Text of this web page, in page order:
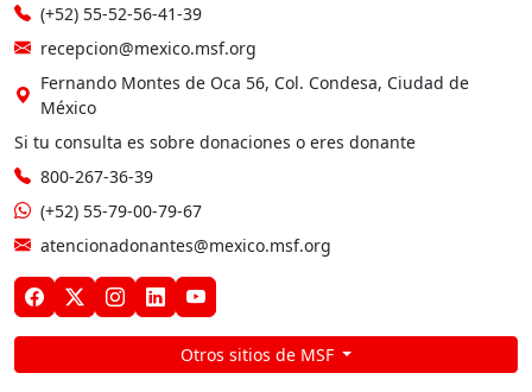
(+52) 55-52-56-41-39
recepcion@mexico.msf.org
Fernando Montes de Oca 56, Col. Condesa, Ciudad de
México
Si tu consulta es sobre donaciones o eres donante
800-267-36-39
(+52) 55-79-00-79-67
atencionadonantes@mexico.msf.org
Otros sitios de MSF